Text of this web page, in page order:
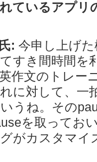
ているアプリ
: 今申し上げ
すき間時間を
作文のトレー
に対して、一
うね。その
を取ってお
がカスタマ